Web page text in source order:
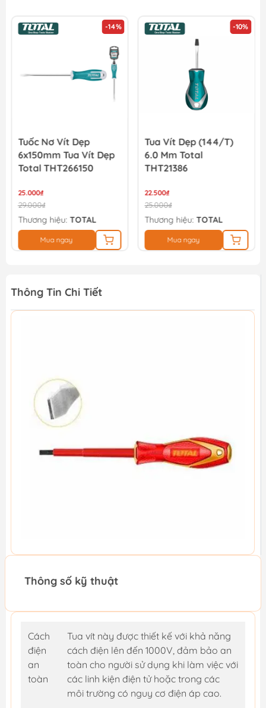
-14%
Tuốc Nơ Vít Dẹp
6x150mm Tua Vít Dẹp
Total THT266150
25.000₫
29.000₫
Thương hiệu: TOTAL
Mua ngay
-10%
Tua Vít Dẹp (144/T)
6.0 Mm Total
THT21386
22.500₫
25.000₫
Thương hiệu:TOTAL
Mua ngay
Thông Tin Chi Tiết
Thông số kỹ thuật
Cách
điện
an
toàn
Tua vít này được thiết kế với khả năng
cách điện lên đến 1000V, đảm bảo an
toàn cho người sử dụng khi làm việc với
các linh kiện điện tử hoặc trong các
môi trường có nguy cơ điện áp cao.